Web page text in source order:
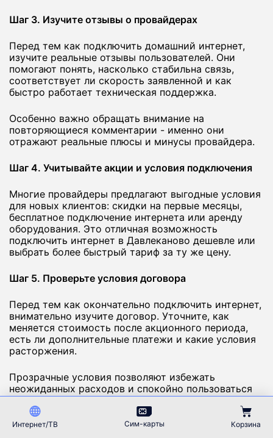
Шаг 3. Изучите отзывы о провайдерах
Перед тем как подключить домашний интернет,
изучите реальные отзывы пользователей. Они
помогают понять, насколько стабильна связь,
соответствует ли скорость заявленной и как
быстро работает техническая поддержка.
Особенно важно обращать внимание на
повторяющиеся комментарии - именно они
отражают реальные плюсы и минусы провайдера.
Шаг 4. Учитывайте акции и условия подключения
Многие провайдеры предлагают выгодные условия
для новых клиентов: скидки на первые месяцы,
бесплатное подключение интернета или аренду
оборудования. Это отличная возможность
подключить интернет в Давлеканово дешевле или
выбрать более быстрый тариф за ту же цену.
Шаг 5. Проверьте условия договора
Перед тем как окончательно подключить интернет,
внимательно изучите договор. Уточните, как
меняется стоимость после акционного периода,
есть ли дополнительные платежи и какие условия
расторжения.
Прозрачные условия позволяют избежать
неожиданных расходов и спокойно пользоваться
услугой.
Итог
Интернет/ТВ Сим-карты Корзина